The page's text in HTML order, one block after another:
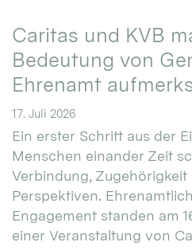
Caritas und KVB
Bedeutung von
Ehrenamt
17. Juli 2026
Ein erster Schritt aus der
Menschen einander Zeit
Verbindung, Zugehörigkeit
Perspektiven.
Engagement standen am
einer Veranstaltung von